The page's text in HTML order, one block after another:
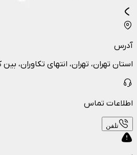
آدرس
استان تهران، تهران، انتهای تکاوران، بین کوچه لاله
اطلاعات تماس
تلفن